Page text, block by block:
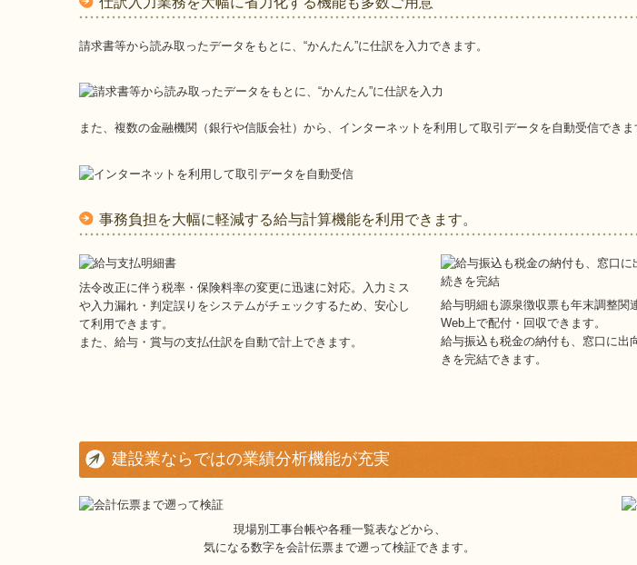
請求書等から読み取ったデータをもとに、“かんたん”に仕訳を入力できます。
また、複数の金融機関（銀行や信販会社）から、インターネットを利用して取引データを自動受信できま
事務負担を大幅に軽減する給与計算機能を利用できます。
法令改正に伴う税率・保険料率の変更に迅速に対応。入力ミス
や入力漏れ・判定誤りをシステムがチェックするため、安心し
て利用できます。
また、給与・賞与の支払仕訳を自動で計上できます。
給与明細も源泉徴収票も年末調整関
Web上で配付・回収できます。
給与振込も税金の納付も、窓口に出
きを完結できます。
建設業ならではの業績分析機能が充実
現場別工事台帳や各種一覧表などから、
気になる数字を会計伝票まで遡って検証できます。